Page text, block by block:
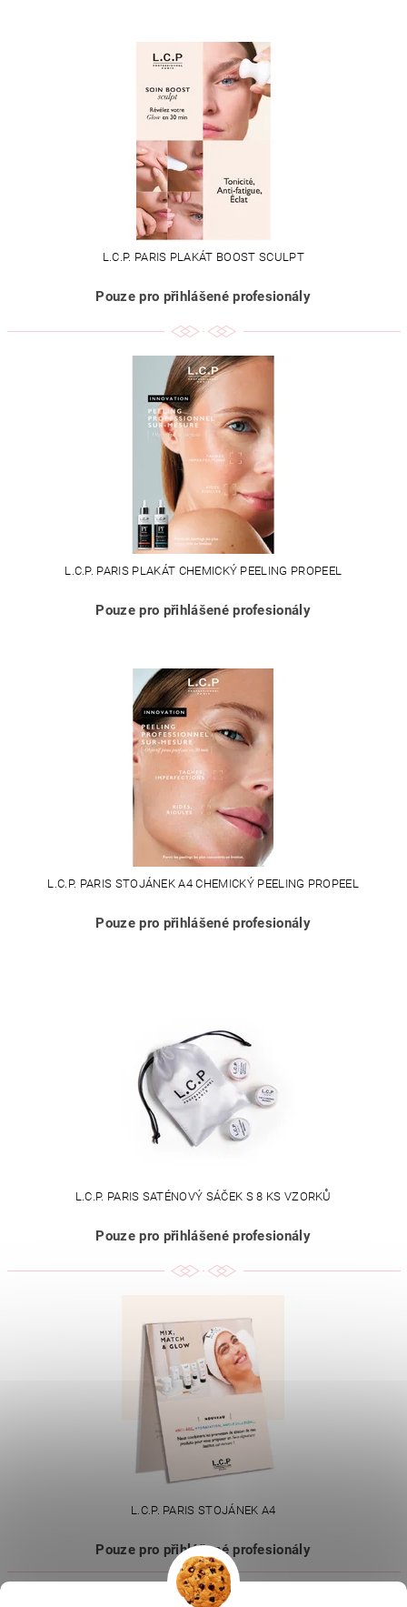
L.C.P. PARIS PLAKÁT BOOST SCULPT
Pouze pro přihlášené profesionály
L.C.P. PARIS PLAKÁT CHEMICKÝ PEELING PROPEEL
Pouze pro přihlášené profesionály
L.C.P. PARIS STOJÁNEK A4 CHEMICKÝ PEELING PROPEEL
Pouze pro přihlášené profesionály
L.C.P. PARIS SATÉNOVÝ SÁČEK S 8 KS VZORKŮ
Pouze pro přihlášené profesionály
L.C.P. PARIS STOJÁNEK A4
Pouze pro přihlášené profesionály